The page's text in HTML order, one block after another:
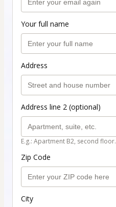
Your full name
Address
Address line 2 (optional)
E.g.: Apartment B2, second floor.
Zip Code
City